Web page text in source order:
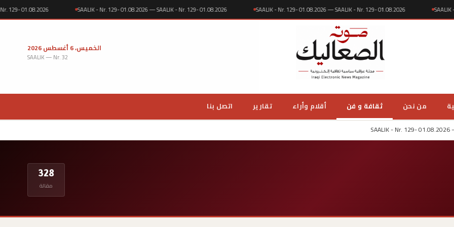
- Nr. 129- 01.08.2026 SAALIK - Nr. 129- 01.08.2026 — SAALIK - Nr. 129- 01.08.2026 SAALIK - Nr. 129- 01.08.2026 — SAALIK - Nr. 129- 01.08.2026
الخميس، 6 أغسطس 2026
SAALIK — Nr. 32
من نحن ثقافة و فن أقلام وأراء تقارير اتصل بنا
SAALIK - Nr. 129-
328
مقالة